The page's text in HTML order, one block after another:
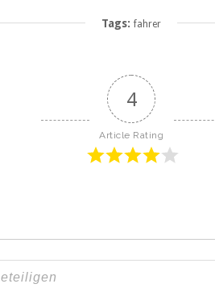
Tags: fahrer
4
Article Rating